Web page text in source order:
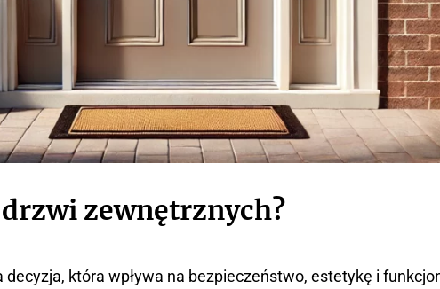
zewnętrznych?
która wpływa na bezpieczeństwo, estetykę i